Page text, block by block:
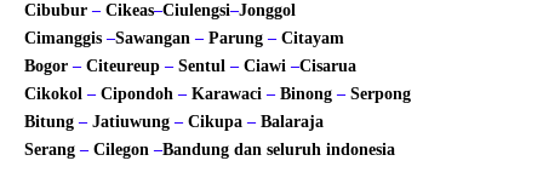
Cibubur – Cikeas–Ciulengsi–Jonggol
Cimanggis –Sawangan – Parung – Citayam
Bogor – Citeureup – Sentul – Ciawi –Cisarua
Cikokol – Cipondoh – Karawaci – Binong – Serpong
Bitung – Jatiuwung – Cikupa – Balaraja
Serang – Cilegon –Bandung dan seluruh indonesia